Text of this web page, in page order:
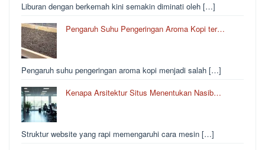
Liburan dengan berkemah kini semakin diminati oleh […]
Pengaruh Suhu Pengeringan Aroma Kopi ter…
Pengaruh suhu pengeringan aroma kopi menjadi salah […]
Kenapa Arsitektur Situs Menentukan Nasib…
Struktur website yang rapi memengaruhi cara mesin […]